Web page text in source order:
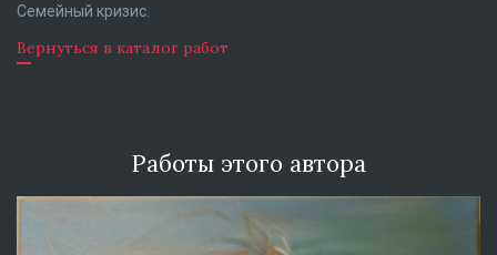
Семейный кризис.
Вернуться в каталог работ
Работы этого автора